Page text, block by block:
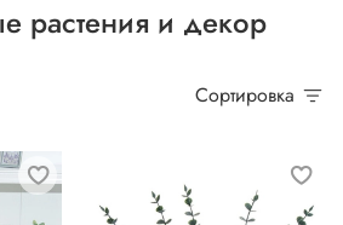
растения и декор
Сортировка